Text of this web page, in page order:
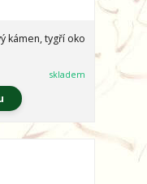
kámen, tygří oko
skladem